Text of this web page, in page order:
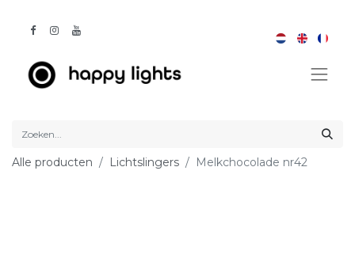
Alle producten Lichtslingers Melkchocolade nr42